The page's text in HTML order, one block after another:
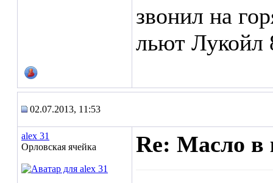
звонил на
льют Лукойл
02.07.2013, 11:53
alex 31
Орловская ячейка
Re: Масло в